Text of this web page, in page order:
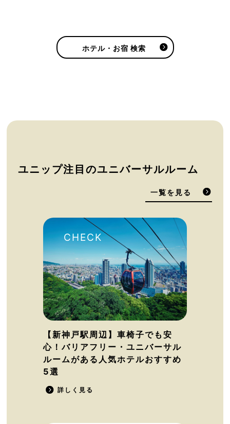
ホテル・お宿 検索
ユニップ注目のユニバーサルルーム
一覧を見る
【新神戸駅周辺】車椅子でも安
心！バリアフリー・ユニバーサル
ルームがある人気ホテルおすすめ
5選
詳しく見る